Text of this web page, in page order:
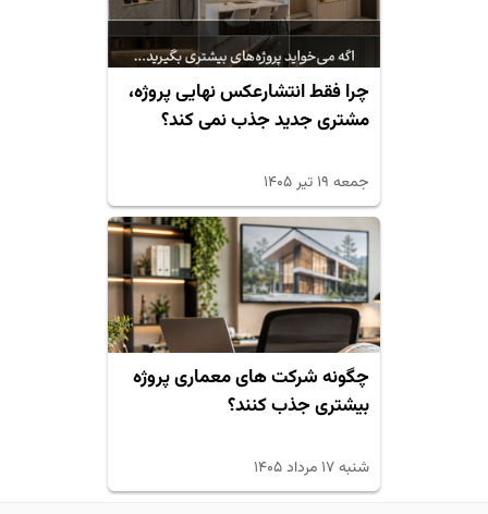
چرا فقط انتشارعکس نهایی پروژه،
مشتری جدید جذب نمی کند؟
جمعه ۱۹ تیر ۱۴۰۵
چگونه شرکت های معماری پروژه
بیشتری جذب کنند؟
شنبه ۱۷ مرداد ۱۴۰۵